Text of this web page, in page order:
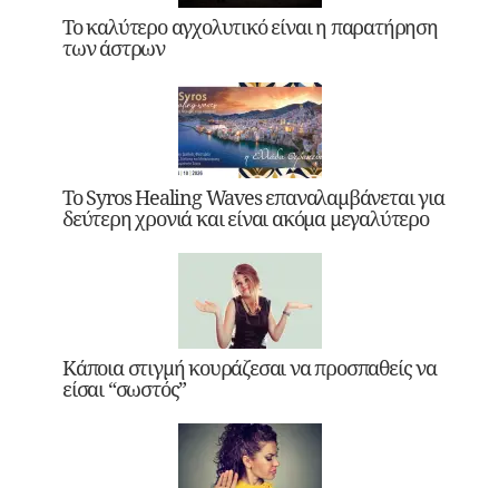
Το καλύτερο αγχολυτικό είναι η παρατήρηση
των άστρων
Το Syros Healing Waves επαναλαμβάνεται για
δεύτερη χρονιά και είναι ακόμα μεγαλύτερο
Κάποια στιγμή κουράζεσαι να προσπαθείς να
είσαι “σωστός”